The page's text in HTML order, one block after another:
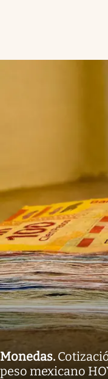
Monedas.
peso mexicano